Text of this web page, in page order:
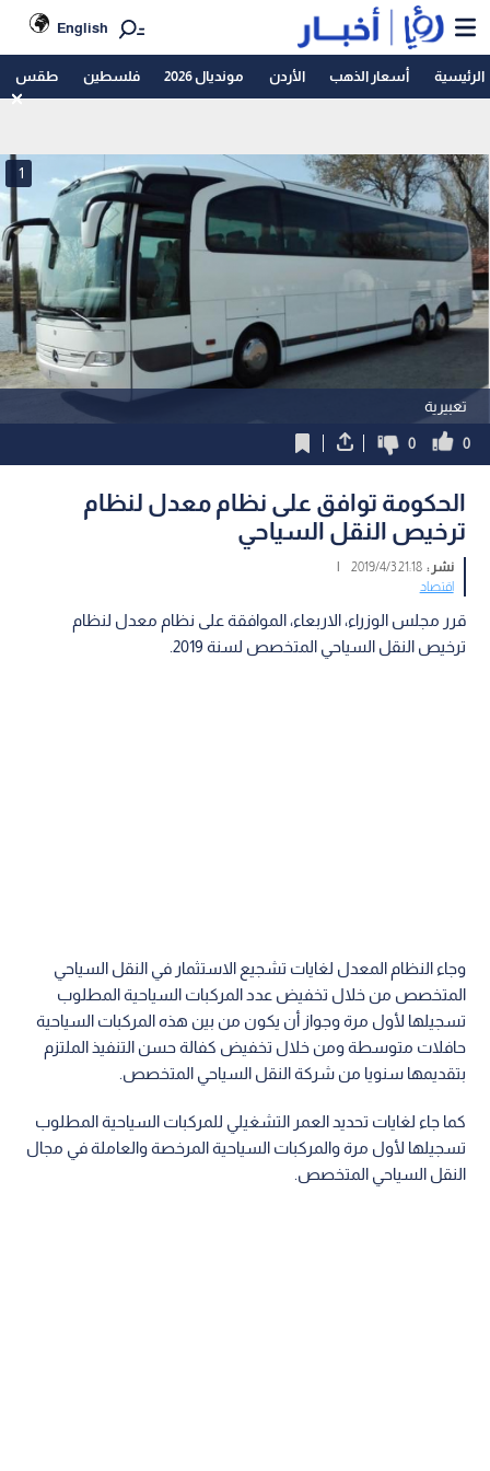
English
الرئيسية أسعار الذهب الأردن مونديال 2026 فلسطين طقس
تعبيرية
1
0
0
الحكومة توافق على نظام معدل لنظام
ترخيص النقل السياحي
نشر :21:18 2019/4/3
|
اقتصاد
قرر مجلس الوزراء، الاربعاء، الموافقة على نظام معدل لنظام
ترخيص النقل السياحي المتخصص لسنة 2019.
وجاء النظام المعدل لغايات تشجيع الاستثمار في النقل السياحي
المتخصص من خلال تخفيض عدد المركبات السياحية المطلوب
تسجيلها لأول مرة وجواز أن يكون من بين هذه المركبات السياحية
حافلات متوسطة ومن خلال تخفيض كفالة حسن التنفيذ الملتزم
بتقديمها سنويا من شركة النقل السياحي المتخصص.
كما جاء لغايات تحديد العمر التشغيلي للمركبات السياحية المطلوب
تسجيلها لأول مرة والمركبات السياحية المرخصة والعاملة في مجال
النقل السياحي المتخصص.